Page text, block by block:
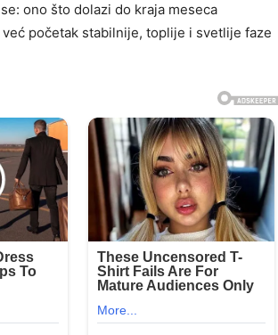
ono što dolazi do kraja meseca
početak stabilnije, toplije i svetlije faze